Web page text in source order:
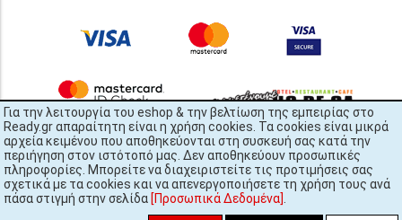
Για την λειτουργία του eshop & την βελτίωση της εμπειρίας στο
Ready.gr απαραίτητη είναι η χρήση cookies. Τα cookies είναι μικρά
αρχεία κειμένου που αποθηκεύονται στη συσκευή σας κατά την
περιήγηση στον ιστότοπό μας. Δεν αποθηκεύουν προσωπικές
πληροφορίες. Μπορείτε να διαχειριστείτε τις προτιμήσεις σας
σχετικά με τα cookies και να απενεργοποιήσετε τη χρήση τους ανά
πάσα στιγμή στην σελίδα [Προσωπικά Δεδομένα]
READY.gr © 2022 | All Rights Reserved